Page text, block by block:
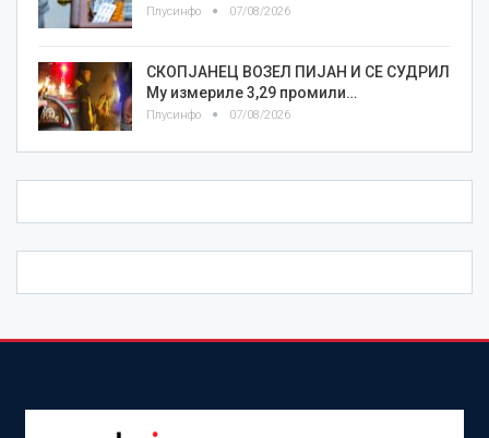
Плусинфо 07/08/2026
СКОПЈАНЕЦ ВОЗЕЛ ПИЈАН И СЕ СУДРИЛ
Му измериле 3,29 промили…
Плусинфо 07/08/2026